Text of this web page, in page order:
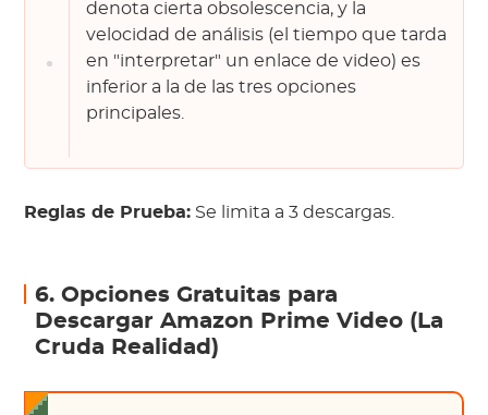
denota cierta obsolescencia, y la
velocidad de análisis (el tiempo que tarda
en "interpretar" un enlace de video) es
inferior a la de las tres opciones
principales.
Reglas de Prueba: Se limita a 3 descargas.
6. Opciones Gratuitas para
Descargar Amazon Prime Video (La
Cruda Realidad)